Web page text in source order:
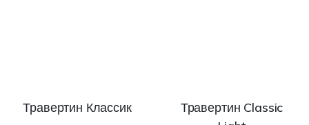
Травертин Классик
Травертин Classic